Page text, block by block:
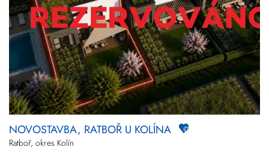
NOVOSTAVBA, RATBOŘ U KOLÍNA
Ratboř, okres Kolín